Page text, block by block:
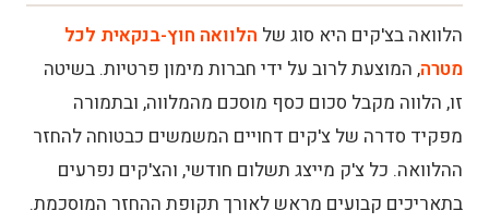
הלוואה בצ'קים היא סוג של הלוואה חוץ-בנקאית לכל
מטרה, המוצעת לרוב על ידי חברות מימון פרטיות. בשיטה
זו, הלווה מקבל סכום כסף מוסכם מהמלווה, ובתמורה
מפקיד סדרה של צ'קים דחויים המשמשים כבטוחה להחזר
ההלוואה. כל צ'ק מייצג תשלום חודשי, והצ'קים נפרעים
בתאריכים קבועים מראש לאורך תקופת ההחזר המוסכמת.